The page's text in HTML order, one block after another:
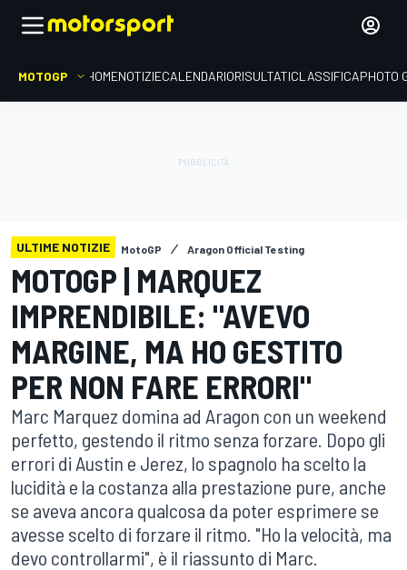
MOTOGP HOMENOTIZIECALENDARIORISULTATICLASSIFICAPHOTO
ULTIME NOTIZIE MotoGP Aragon Official Testing
MOTOGP | MARQUEZ
IMPRENDIBILE: "AVEVO
MARGINE, MA HO GESTITO
PER NON FARE ERRORI"
Marc Marquez domina ad Aragon con un weekend
perfetto, gestendo il ritmo senza forzare. Dopo gli
errori di Austin e Jerez, lo spagnolo ha scelto la
lucidità e la costanza alla prestazione pure, anche
se aveva ancora qualcosa da poter esprimere se
avesse scelto di forzare il ritmo. "Ho la velocità, ma
devo controllarmi", è il riassunto di Marc.